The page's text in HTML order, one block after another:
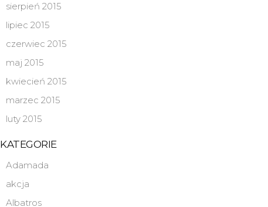
sierpień 2015
lipiec 2015
czerwiec 2015
maj 2015
kwiecień 2015
marzec 2015
luty 2015
KATEGORIE
Adamada
akcja
Albatros